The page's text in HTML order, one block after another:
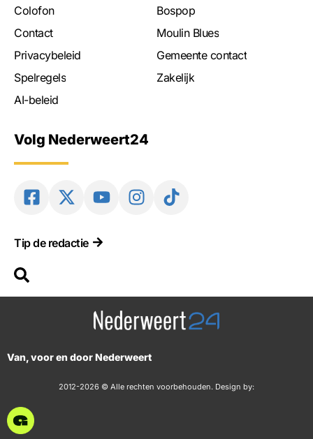
Colofon
Contact
Privacybeleid
Spelregels
AI-beleid
Bospop
Moulin Blues
Gemeente contact
Zakelijk
Volg Nederweert24
Tip de redactie
Van, voor en door Nederweert
2012-2026 © Alle rechten voorbehouden. Design by: